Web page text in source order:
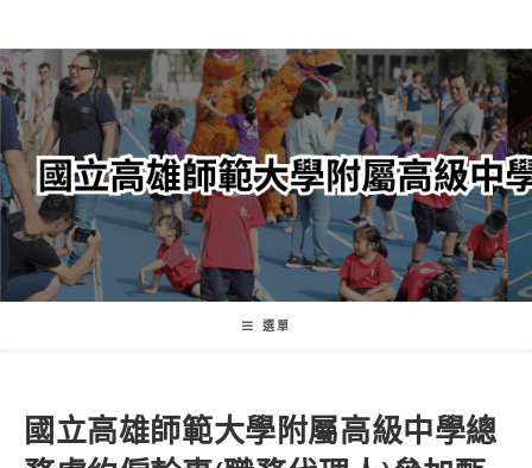
轉
至
主
內
容
選單
國立高雄師範大學附屬高級中學總